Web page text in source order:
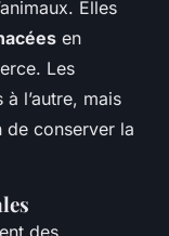
Elles
en
Les
à l’autre, mais
de conserver la
des